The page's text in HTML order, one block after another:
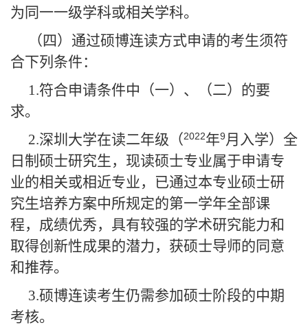
为同一一级学科或相关学科。
（四）通过硕博连读方式申请的考生须符
合下列条件：
1.符合申请条件中（一）、（二）的要
求。
2.深圳大学在读二年级（2022年9月入学）全
日制硕士研究生，现读硕士专业属于申请专
业的相关或相近专业，已通过本专业硕士研
究生培养方案中所规定的第一学年全部课
程，成绩优秀，具有较强的学术研究能力和
取得创新性成果的潜力，获硕士导师的同意
和推荐。
3.硕博连读考生仍需参加硕士阶段的中期
考核。